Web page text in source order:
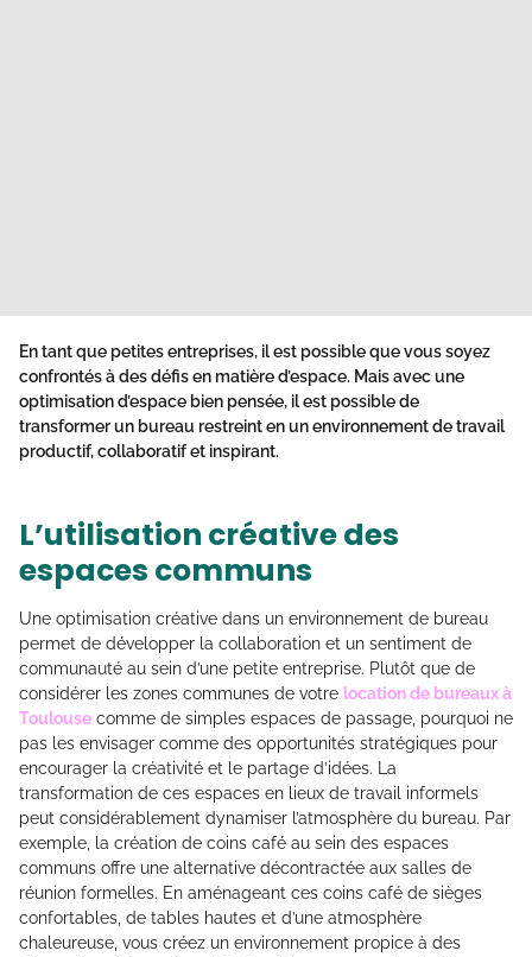
En tant que petites entreprises, il est possible que vous soyez
confrontés à des défis en matière d’espace. Mais avec une
optimisation d’espace bien pensée, il est possible de
transformer un bureau restreint en un environnement de travail
productif, collaboratif et inspirant.
L’utilisation créative des
espaces communs
Une optimisation créative dans un environnement de bureau
permet de développer la collaboration et un sentiment de
communauté au sein d’une petite entreprise. Plutôt que de
considérer les zones communes de votre location de bureaux à
Toulouse comme de simples espaces de passage, pourquoi ne
pas les envisager comme des opportunités stratégiques pour
encourager la créativité et le partage d’idées. La
transformation de ces espaces en lieux de travail informels
peut considérablement dynamiser l’atmosphère du bureau. Par
exemple, la création de coins café au sein des espaces
communs offre une alternative décontractée aux salles de
réunion formelles. En aménageant ces coins café de sièges
confortables, de tables hautes et d’une atmosphère
chaleureuse, vous créez un environnement propice à des